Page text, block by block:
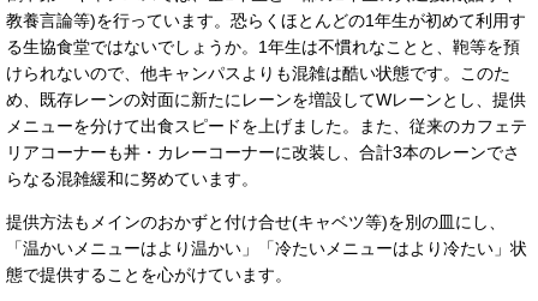
教養言論等)を行っています。恐らくほとんどの1年生が初めて利用す
る生協食堂ではないでしょうか。1年生は不慣れなことと、鞄等を預
けられないので、他キャンパスよりも混雑は酷い状態です。このた
め、既存レーンの対面に新たにレーンを増設してWレーンとし、提供
メニューを分けて出食スピードを上げました。また、従来のカフェテ
リアコーナーも丼・カレーコーナーに改装し、合計3本のレーンでさ
らなる混雑緩和に努めています。
提供方法もメインのおかずと付け合せ(キャベツ等)を別の皿にし、
「温かいメニューはより温かい」「冷たいメニューはより冷たい」状
態で提供することを心がけています。